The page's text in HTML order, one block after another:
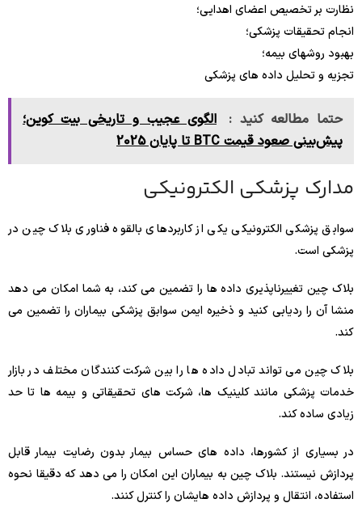
نظارت بر تخصیص اعضای اهدایی؛
انجام تحقیقات پزشکی؛
بهبود روشهای بیمه؛
تجزیه و تحلیل داده های پزشکی
حتما مطالعه کنید :
الگوی عجیب و تاریخی بیت کوین؛
پیش‌بینی صعود قیمت BTC تا پایان 2025
مدارک پزشکی الکترونیکی
سوابق پزشکی الکترونیکی یکی از کاربردهای بالقوه فناوری بلاک چین در
پزشکی است.
بلاک چین تغییرناپذیری داده ها را تضمین می کند، به شما امکان می دهد
منشا آن را ردیابی کنید و ذخیره ایمن سوابق پزشکی بیماران را تضمین می
کند.
بلاک چین می تواند تبادل داده ها را بین شرکت کنندگان مختلف در بازار
خدمات پزشکی مانند کلینیک ها، شرکت های تحقیقاتی و بیمه ها تا حد
زیادی ساده کند.
در بسیاری از کشورها، داده های حساس بیمار بدون رضایت بیمار قابل
پردازش نیستند. بلاک چین به بیماران این امکان را می دهد که دقیقا نحوه
استفاده، انتقال و پردازش داده هایشان را کنترل کنند.